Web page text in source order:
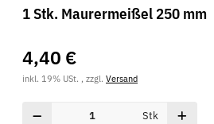
1 Stk. Maurermeißel 250 mm
4,40 €
inkl. 19% USt. , zzgl. Versand
Stk